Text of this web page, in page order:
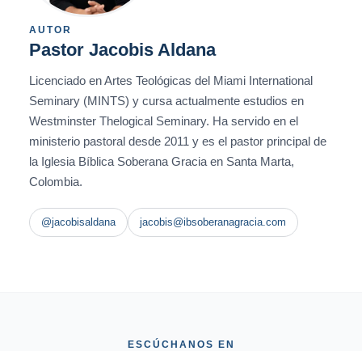
AUTOR
Pastor Jacobis Aldana
Licenciado en Artes Teológicas del Miami International
Seminary (MINTS) y cursa actualmente estudios en
Westminster Thelogical Seminary. Ha servido en el
ministerio pastoral desde 2011 y es el pastor principal de
la Iglesia Bíblica Soberana Gracia en Santa Marta,
Colombia.
@jacobisaldana jacobis@ibsoberanagracia.com
ESCÚCHANOS EN